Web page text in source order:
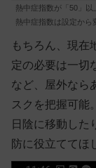
熱中症指数が「50」
熱中症指数は設定から
もちろん、現在
定の必要は一切
など、屋外なら
スクを把握可能
日陰に移動した
防に役立ててほ